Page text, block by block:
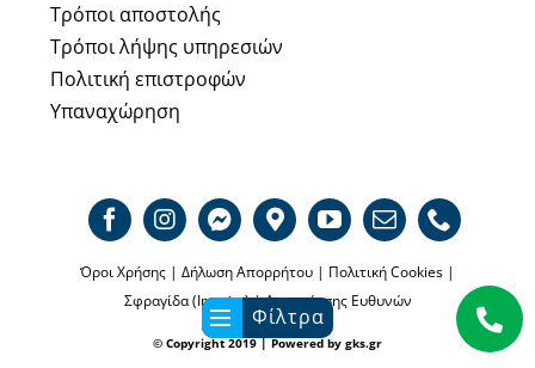
Φίλτρα
Τρόποι αποστολής
Τρόποι λήψης υπηρεσιών
Πολιτική επιστροφών
Υπαναχώρηση
Όροι Χρήσης | Δήλωση Απορρήτου | Πολιτική Cookies |
Σφραγίδα (Imprint)|Αποποίησης Ευθυνών
© Copyright 2019 | Powered by gks.gr